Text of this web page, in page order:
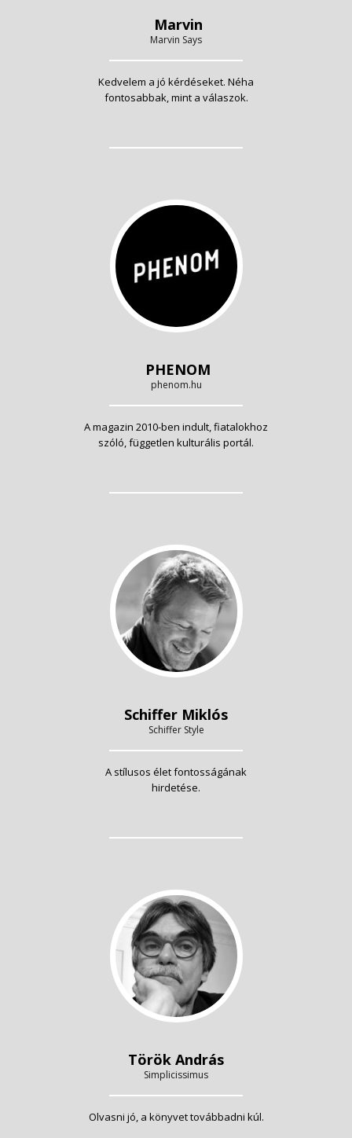
Marvin
Marvin Says
Kedvelem a jó kérdéseket. Néha
fontosabbak, mint a válaszok.
PHENOM
phenom.hu
A magazin 2010-ben indult, fiatalokhoz
szóló, független kulturális portál.
Schiffer Miklós
Schiffer Style
A stílusos élet fontosságának
hirdetése.
Török András
Simplicissimus
Olvasni jó, a könyvet továbbadni kúl.